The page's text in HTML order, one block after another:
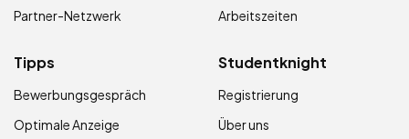
Partner-Netzwerk
Arbeitszeiten
Tipps
Bewerbungsgespräch
Optimale Anzeige
Studentknight
Registrierung
Über uns